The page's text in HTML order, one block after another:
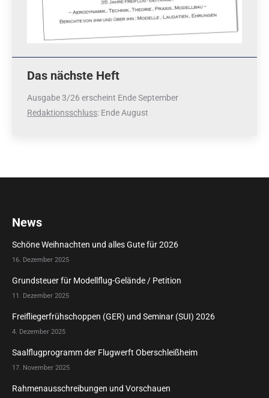
Das nächste Heft
Ausgabe 3/26 erscheint Ende September
Redaktionsschluss: Ende August
News
Schöne Weihnachten und alles Gute für 2026
16. Dezember 2025
Grundsteuer für Modellflug-Gelände / Petition
11. Dezember 2025
Freifliegerfrühschoppen (GER) und Seminar (SUI) 2026
4. Dezember 2025
Saalflugprogramm der Flugwerft Oberschleißheim
17. November 2025
Rahmenausschreibungen und Vorschauen